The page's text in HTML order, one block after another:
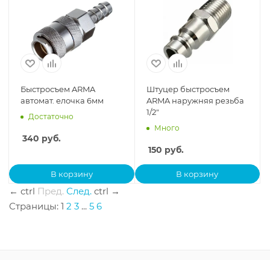
Быстросъем ARMA
автомат. елочка 6мм
Достаточно
340 руб.
В корзину
Штуцер быстросъем
ARMA наружняя резьба
1/2"
Много
150 руб.
В корзину
← ctrl Пред. След. ctrl →
Страницы: 1 2 3 ... 5 6